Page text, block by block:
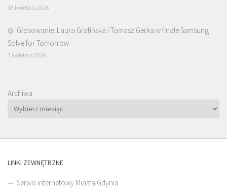
18 kwietnia 2026
Głosowanie: Laura Grafińska i Tomasz Gerka w finale Samsung
Solve for Tomorrow
3 kwietnia 2026
Archiwa
LINKI ZEWNĘTRZNE
Serwis internetowy Miasta Gdynia